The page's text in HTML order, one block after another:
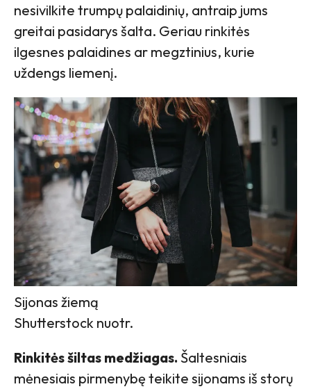
nesivilkite trumpų palaidinių, antraip jums
greitai pasidarys šalta. Geriau rinkitės
ilgesnes palaidines ar megztinius, kurie
uždengs liemenį.
Sijonas žiemą
Shutterstock nuotr.
Rinkitės šiltas medžiagas. Šaltesniais
mėnesiais pirmenybę teikite sijonams iš storų